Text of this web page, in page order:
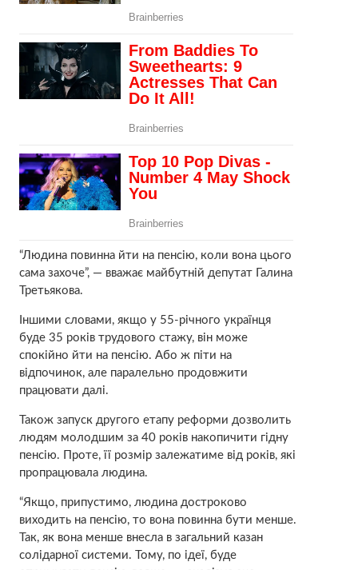
“Людина повинна йти на пенсію, коли вона цього
сама захоче”, — вважає майбутній депутат Галина
Третьякова.
Іншими словами, якщо у 55-річного українця
буде 35 років трудового стажу, він може
спокійно йти на пенсію. Або ж піти на
відпочинок, але паралельно продовжити
працювати далі.
Також запуск другого етапу реформи дозволить
людям молодшим за 40 років накопичити гідну
пенсію. Проте, її розмір залежатиме від років, які
пропрацювала людина.
“Якщо, припустимо, людина достроково
виходить на пенсію, то вона повинна бути менше.
Так, як вона менше внесла в загальний казан
солідарної системи. Тому, по ідеї, буде